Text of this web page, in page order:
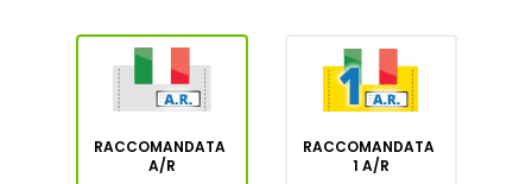
RACCOMANDATA
A/R
RACCOMANDATA
1 A/R